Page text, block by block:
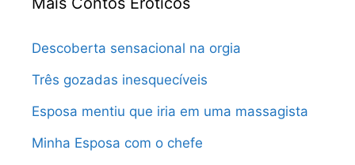
Descoberta sensacional na orgia
Três gozadas inesquecíveis
Esposa mentiu que iria em uma massagista
Minha Esposa com o chefe